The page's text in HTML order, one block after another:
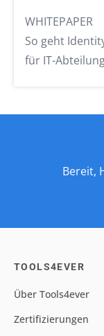
WHITEPAPER
So geht
für IT-
Bereit,
TOOLS4EVER
Über Tools4ever
Zertifizierungen